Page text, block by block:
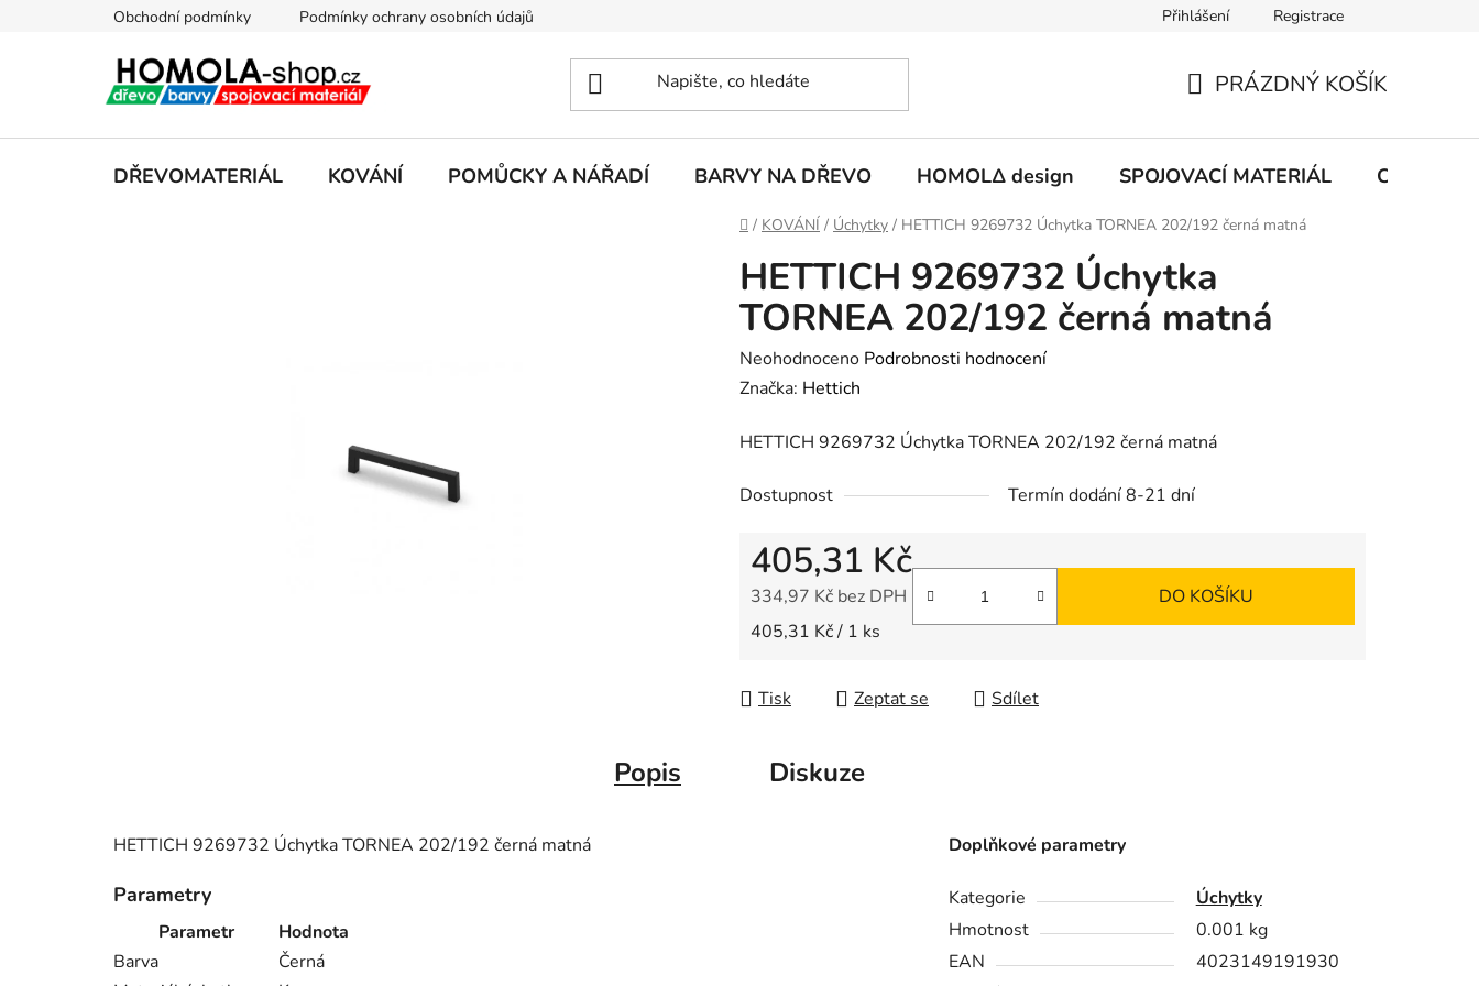
Obchodní podmínky Podmínky ochrany osobních údajů Přihlášení Registrace
KOŠÍK
PRÁZDNÝ KOŠÍK
DŘEVOMATERIÁL KOVÁNÍ POMŮCKY A NÁŘADÍ BARVY NA DŘEVO HOMOLΔ design SPOJOVACÍ MATERIÁL CHEMIE
Domů
/ KOVÁNÍ / Úchytky / HETTICH 9269732 Úchytka TORNEA 202/192 černá matná
HETTICH 9269732 Úchytka
TORNEA 202/192 černá matná
Průměrné
hodnocení
je
z
hvězdiček.
Neohodnoceno Podrobnosti hodnocení
Značka: Hettich
HETTICH 9269732 Úchytka TORNEA 202/192 černá matná
Dostupnost Termín dodání 8-21 dní
405,31 Kč
334,97 Kč bez DPH
Měrná cena:
405,31 Kč / 1 ks
DO KOŠÍKU
Tisk Zeptat se Sdílet
Popis Diskuze
HETTICH 9269732 Úchytka TORNEA 202/192 černá matná
Parametry
Parametr
Hodnota
Barva
Černá
Doplňkové parametry
Kategorie
Úchytky
Hmotnost
0.001 kg
EAN
4023149191930